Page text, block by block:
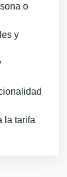
o
y
la tarifa